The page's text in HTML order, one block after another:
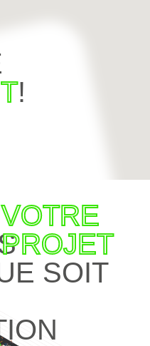
!
VOTRE
PROJET
SOIT